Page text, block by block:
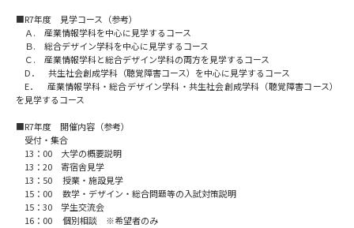
志望校・出願校を調べる
先輩が入学を決めた理由
新生活お役立ちガイド
■R7年度 見学コース（参考）
Ａ. 産業情報学科を中心に見学するコース
Ｂ. 総合デザイン学科を中心に見学するコース
Ｃ. 産業情報学科と総合デザイン学科の両方を見学するコース
D． 共生社会創成学科（聴覚障害コース）を中心に見学するコース
E． 産業情報学科・総合デザイン学科・共生社会創成学科（聴覚障害コース）
を見学するコース
■R7年度 開催内容（参考）
受付・集合
13：00 大学の概要説明
13：20 寄宿舎見学
13：50 授業・施設見学
15：00 数学・デザイン・総合問題等の入試対策説明
15：30 学生交流会
16：00 個別相談 ※希望者のみ